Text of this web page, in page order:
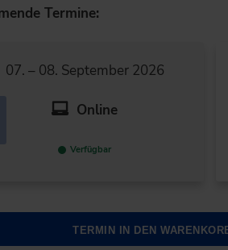
Termine:
07. – 08. September 2026
Online
Verfügbar
TERMIN IN DEN